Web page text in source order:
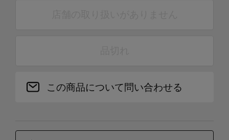
この商品について問い合わせる